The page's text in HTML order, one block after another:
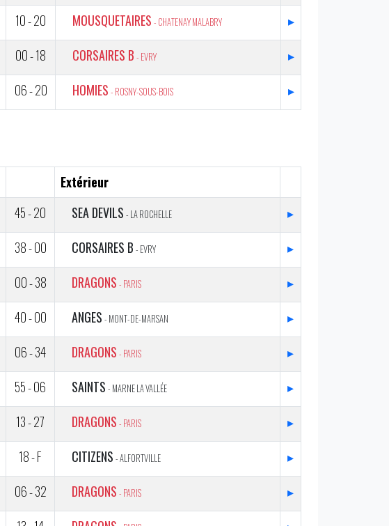
10 - 20 MOUSQUETAIRES - CHATENAY MALABRY
▸
00 - 18 CORSAIRES B - EVRY
▸
06 - 20 HOMIES - ROSNY-SOUS-BOIS ▸
Extérieur
45 - 20 SEA DEVILS - LA ROCHELLE
▸
38 - 00 CORSAIRES B - EVRY
▸
00 - 38 DRAGONS - PARIS
▸
40 - 00 ANGES - MONT-DE-MARSAN
▸
06 - 34 DRAGONS - PARIS
▸
55 - 06 SAINTS - MARNE LA VALLÉE
▸
13 - 27 DRAGONS - PARIS
▸
18 - F CITIZENS - ALFORTVILLE
▸
06 - 32 DRAGONS - PARIS
▸